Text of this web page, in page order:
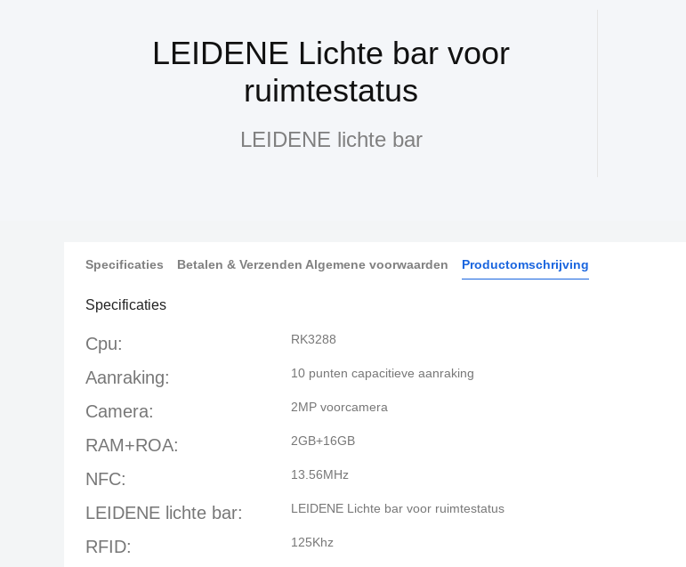
LEIDENE Lichte bar voor
ruimtestatus
LEIDENE lichte bar
Specificaties Betalen & Verzenden Algemene voorwaarden Productomschrijving
Specificaties
Cpu: RK3288
Aanraking: 10 punten capacitieve aanraking
Camera: 2MP voorcamera
RAM+ROA: 2GB+16GB
NFC: 13.56MHz
LEIDENE lichte bar: LEIDENE Lichte bar voor ruimtestatus
RFID: 125Khz